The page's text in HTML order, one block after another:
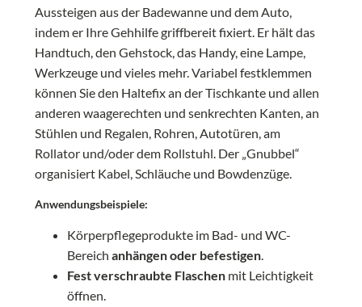
Aussteigen aus der Badewanne und dem Auto,
indem er Ihre Gehhilfe griffbereit fixiert. Er hält das
Handtuch, den Gehstock, das Handy, eine Lampe,
Werkzeuge und vieles mehr. Variabel festklemmen
können Sie den Haltefix an der Tischkante und allen
anderen waagerechten und senkrechten Kanten, an
Stühlen und Regalen, Rohren, Autotüren, am
Rollator und/oder dem Rollstuhl. Der „Gnubbel“
organisiert Kabel, Schläuche und Bowdenzüge.
Anwendungsbeispiele:
Körperpflegeprodukte im Bad- und WC-
Bereich anhängen oder befestigen.
Fest verschraubte Flaschenmit Leichtigkeit
öffnen.